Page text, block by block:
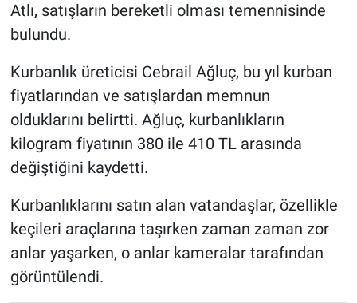
Atlı, satışların bereketli olması temennisinde
bulundu.
Kurbanlık üreticisi Cebrail Ağluç, bu yıl kurban
fiyatlarından ve satışlardan memnun
olduklarını belirtti. Ağluç, kurbanlıkların
kilogram fiyatının 380 ile 410 TL arasında
değiştiğini kaydetti.
Kurbanlıklarını satın alan vatandaşlar, özellikle
keçileri araçlarına taşırken zaman zaman zor
anlar yaşarken, o anlar kameralar tarafından
görüntülendi.